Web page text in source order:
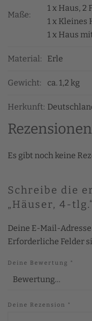
Maße:
1 x Haus, 2
1 x Kleines
1 x Haus
Material: Erle
Gewicht: ca. 1,2 kg
Herkunft:
Rezensionen
Es gibt noch keine
Schreibe die
„Häuser, 4-tlg.“
Deine E-Mail-
Erforderliche Felder
Deine Bewertung *
Deine Rezension *